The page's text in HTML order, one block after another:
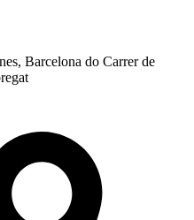
Barcelona do Carrer de